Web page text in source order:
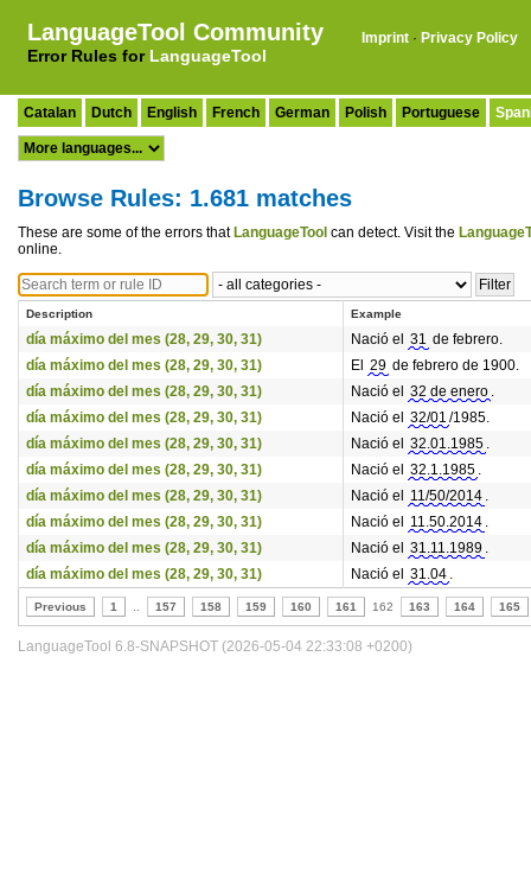
LanguageTool Community
Error Rules for LanguageTool
Imprint · Privacy Policy
Catalan Dutch English French German Polish Portuguese
Browse Rules: 1.681 matches
These are some of the errors that LanguageTool can detect. Visit the
online.
Description Example
día máximo del mes (28, 29, 30, 31) Nació el 31 de febrero.
día máximo del mes (28, 29, 30, 31)
El 29 de febrero de 1900.
día máximo del mes (28, 29, 30, 31)
Nació el 32 de enero .
día máximo del mes (28, 29, 30, 31)
Nació el 32/01 /1985.
día máximo del mes (28, 29, 30, 31)
Nació el 32.01.1985 .
día máximo del mes (28, 29, 30, 31)
Nació el 32.1.1985 .
día máximo del mes (28, 29, 30, 31)
Nació el 11/50/2014 .
día máximo del mes (28, 29, 30, 31)
Nació el 11.50.2014 .
día máximo del mes (28, 29, 30, 31)
Nació el 31.11.1989 .
día máximo del mes (28, 29, 30, 31)
Nació el 31.04 .
Previous 1 157 158 159 160 161 162 163 164 165
LanguageTool 6.8-SNAPSHOT (2026-05-04 22:33:08 +0200)